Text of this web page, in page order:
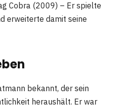
Cobra (2009) – Er spielte
erweiterte damit seine
bekannt, der sein
heraushält. Er war